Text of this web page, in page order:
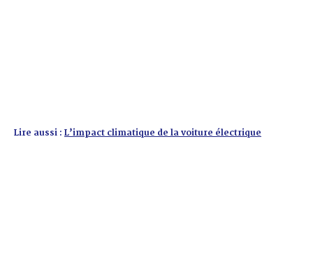
Lire aussi :L’impact climatique de la voiture électrique